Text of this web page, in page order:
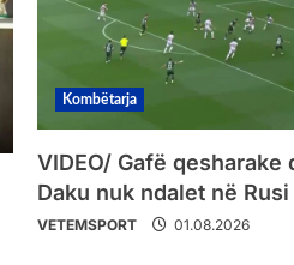
Kombëtarja
VIDEO/ Gafë qesharake
Daku nuk ndalet në Rusi
VETEMSPORT 01.08.2026